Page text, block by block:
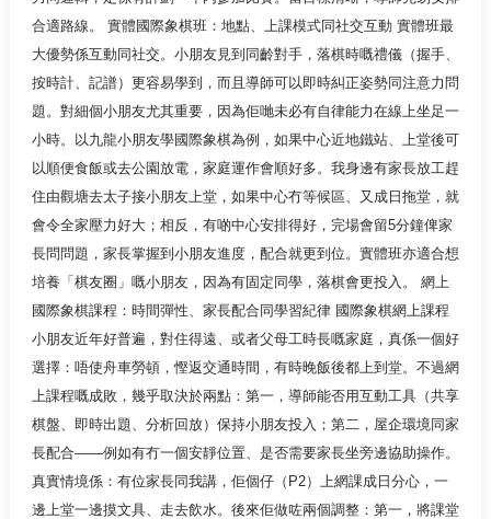
合適路線。 實體國際象棋班：地點、上課模式同社交互動 實體班最
大優勢係互動同社交。小朋友見到同齡對手，落棋時嘅禮儀（握手、
按時計、記譜）更容易學到，而且導師可以即時糾正姿勢同注意力問
題。對細個小朋友尤其重要，因為佢哋未必有自律能力在線上坐足一
小時。以九龍小朋友學國際象棋為例，如果中心近地鐵站、上堂後可
以順便食飯或去公園放電，家庭運作會順好多。我身邊有家長放工趕
住由觀塘去太子接小朋友上堂，如果中心冇等候區、又成日拖堂，就
會令全家壓力好大；相反，有啲中心安排得好，完場會留5分鐘俾家
長問問題，家長掌握到小朋友進度，配合就更到位。實體班亦適合想
培養「棋友圈」嘅小朋友，因為有固定同學，落棋會更投入。 網上
國際象棋課程：時間彈性、家長配合同學習紀律 國際象棋網上課程
小朋友近年好普遍，對住得遠、或者父母工時長嘅家庭，真係一個好
選擇：唔使舟車勞頓，慳返交通時間，有時晚飯後都上到堂。不過網
上課程嘅成敗，幾乎取決於兩點：第一，導師能否用互動工具（共享
棋盤、即時出題、分析回放）保持小朋友投入；第二，屋企環境同家
長配合——例如有冇一個安靜位置、是否需要家長坐旁邊協助操作。
真實情境係：有位家長同我講，佢個仔（P2）上網課成日分心，一
邊上堂一邊摸文具、走去飲水。後來佢做咗兩個調整：第一，將課堂